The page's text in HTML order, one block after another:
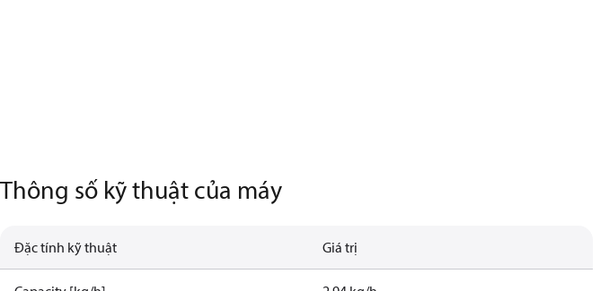
Thông số kỹ thuật của máy
Đặc tính kỹ thuật Giá trị